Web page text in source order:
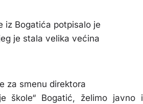
iz Bogatića potpisalo je
je stala velika većina
za smenu direktora
škole“ Bogatić, želimo javno i